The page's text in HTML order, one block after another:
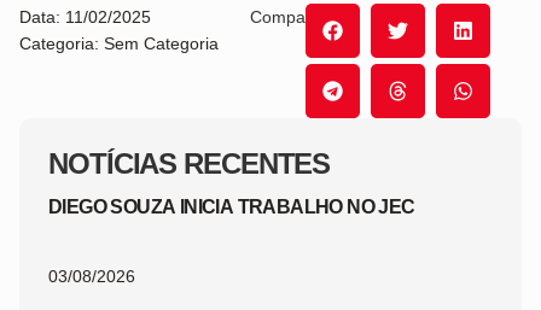
NOTÍCIAS RECENTES
DIEGO SOUZA INICIA TRABALHO NO JEC
03/08/2026
Data: 11/02/2025
Categoria: Sem Categoria
Compartilhe: